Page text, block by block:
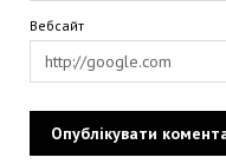
Вебсайт